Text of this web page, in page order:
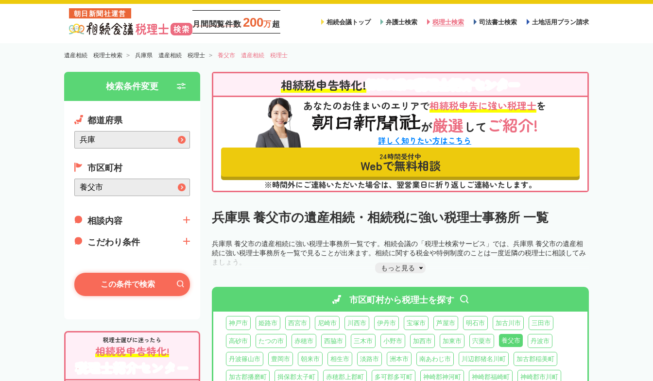
朝日新聞社運営
月間閲覧件数 200万超 相続会議トップ 弁護士検索 税理士検索 司法書士検索 土地活用プラン請求
遺産相続 税理士検索 兵庫県 遺産相続 税理士 養父市 遺産相続 税理士
検索条件変更
都道府県
市区町村
相談内容
こだわり条件
この条件で検索
税理士選びに迷ったら
相続税申告特化!
税理士紹介センター
相続税申告特化!
あなたのお住まいのエリアで相続税申告に強い税理士を
が厳選 して ご紹介!
詳しく知りたい方はこちら
24時間受付中
Webで無料相談
※時間外にご連絡いただいた場合は、翌営業日に折り返しご連絡いたします。
兵庫県 養父市の遺産相続・相続税に強い税理士事務所 一覧
兵庫県 養父市の遺産相続に強い税理士事務所一覧です。相続会議の「税理士検索サービス」では、兵庫県 養父市の遺産相
続に強い税理士事務所を一覧で見ることが出来ます。相続に関する税金や特例制度のことは一度近隣の税理士に相談してみ
ましょう。
もっと見る
市区町村から税理士を探す
神戸市 姫路市 西宮市 尼崎市 川西市 伊丹市 宝塚市 芦屋市 明石市 加古川市 三田市
高砂市 たつの市 赤穂市 西脇市 三木市 小野市 加西市 加東市 宍粟市 養父市 丹波市
丹波篠山市 豊岡市 朝来市 相生市 淡路市 洲本市 南あわじ市 川辺郡猪名川町 加古郡稲美町
加古郡播磨町 揖保郡太子町 赤穂郡上郡町 多可郡多可町 神崎郡神河町 神崎郡福崎町 神崎郡市川町